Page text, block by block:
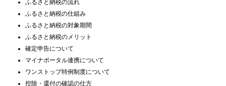
ふるさと納税の流れ
ふるさと納税の仕組み
ふるさと納税の対象期間
ふるさと納税のメリット
確定申告について
マイナポータル連携について
ワンストップ特例制度について
控除・還付の確認の仕方